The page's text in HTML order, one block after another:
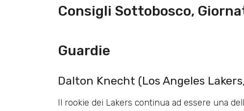
Consigli Sottobosco,
Guardie
Dalton Knecht (Los Angeles
Il rookie dei Lakers continua ad essere una